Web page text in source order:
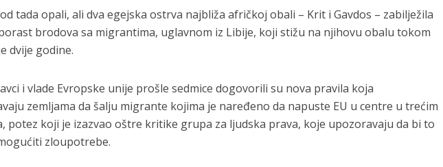
tada opali, ali dva egejska ostrva najbliža afričkoj obali – Krit i Gavdos – zabilježila
brodova sa migrantima, uglavnom iz Libije, koji stižu na njihovu obalu tokom
dvije godine.
i vlade Evropske unije prošle sedmice dogovorili su nova pravila koja
zemljama da šalju migrante kojima je naređeno da napuste EU u centre u trećim
potez koji je izazvao oštre kritike grupa za ljudska prava, koje upozoravaju da bi to
zloupotrebe.